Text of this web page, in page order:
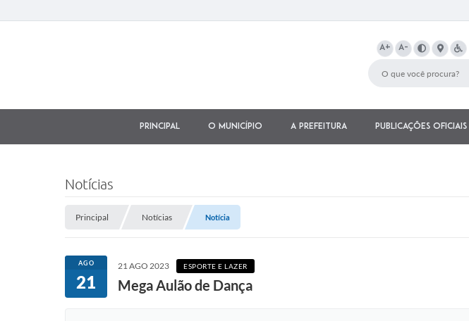
A+ A-
Principal O município A Prefeitura Publicações Oficiais
Notícias
Principal Notícias Notícia
AGO
21
21 AGO 2023 ESPORTE E LAZER
Mega Aulão de Dança